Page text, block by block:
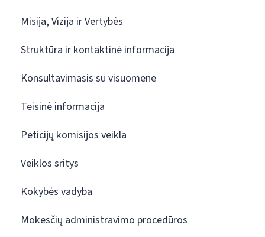
Misija, Vizija ir Vertybės
Struktūra ir kontaktinė informacija
Konsultavimasis su visuomene
Teisinė informacija
Peticijų komisijos veikla
Veiklos sritys
Kokybės vadyba
Mokesčių administravimo procedūros